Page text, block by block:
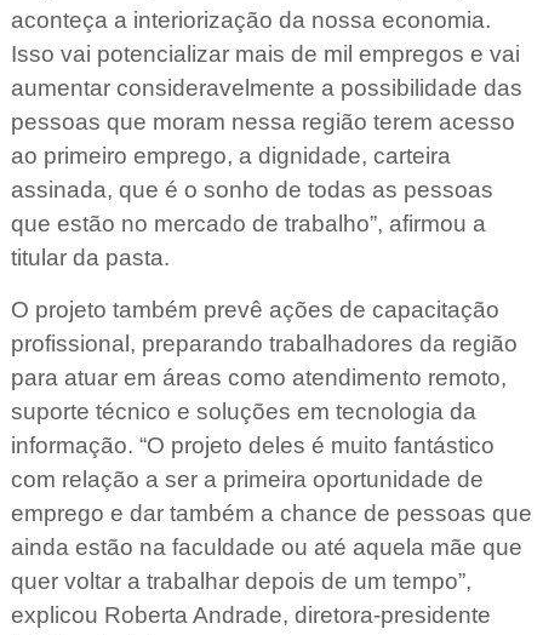
aconteça a interiorização da nossa economia.
Isso vai potencializar mais de mil empregos e vai
aumentar consideravelmente a possibilidade das
pessoas que moram nessa região terem acesso
ao primeiro emprego, a dignidade, carteira
assinada, que é o sonho de todas as pessoas
que estão no mercado de trabalho”, afirmou a
titular da pasta.
O projeto também prevê ações de capacitação
profissional, preparando trabalhadores da região
para atuar em áreas como atendimento remoto,
suporte técnico e soluções em tecnologia da
informação. “O projeto deles é muito fantástico
com relação a ser a primeira oportunidade de
emprego e dar também a chance de pessoas que
ainda estão na faculdade ou até aquela mãe que
quer voltar a trabalhar depois de um tempo”,
explicou Roberta Andrade, diretora-presidente